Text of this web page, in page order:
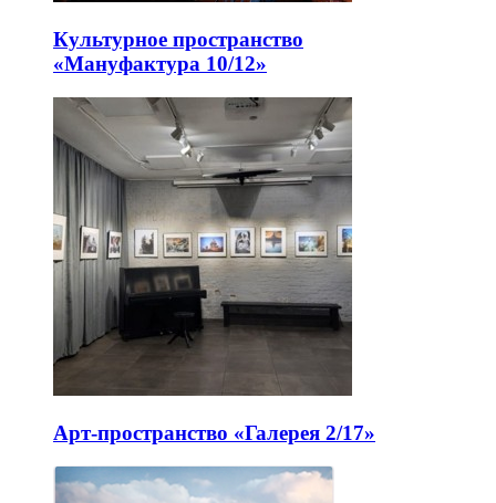
Культурное пространство
«Мануфактура 10/12»
Арт-пространство «Галерея 2/17»